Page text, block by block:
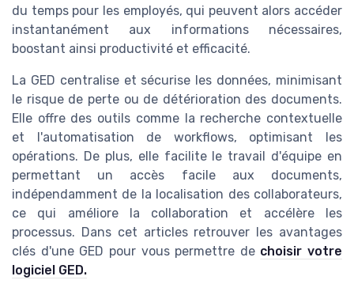
du temps pour les employés, qui peuvent alors accéder
instantanément aux informations nécessaires,
boostant ainsi productivité et efficacité.
La GED centralise et sécurise les données, minimisant
le risque de perte ou de détérioration des documents.
Elle offre des outils comme la recherche contextuelle
et l'automatisation de workflows, optimisant les
opérations. De plus, elle facilite le travail d'équipe en
permettant un accès facile aux documents,
indépendamment de la localisation des collaborateurs,
ce qui améliore la collaboration et accélère les
processus. Dans cet articles retrouver les avantages
clés d'une GED pour vous permettre de choisir votre
logiciel GED.